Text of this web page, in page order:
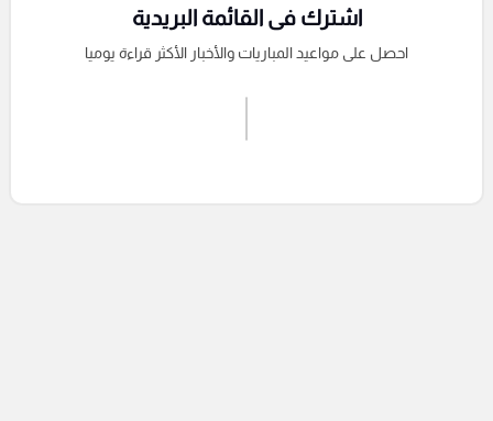
اشترك فى القائمة البريدية
احصل على مواعيد المباريات والأخبار الأكثر قراءة يوميا